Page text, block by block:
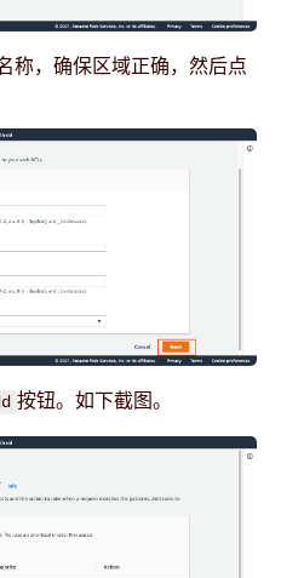
称，确保区域正确，然后点
按钮。如下截图。